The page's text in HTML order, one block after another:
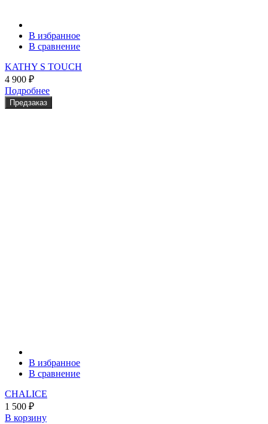
В избранное
В сравнение
KATHY S TOUCH
4 900 ₽
Подробнее
Предзаказ
В избранное
В сравнение
CHALICE
1 500 ₽
В корзину